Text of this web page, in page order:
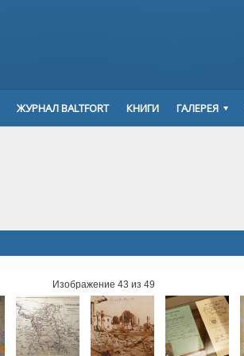
ЖУРНАЛ BALTFORT КНИГИ ГАЛЕРЕЯ
Изображение 43 из 49